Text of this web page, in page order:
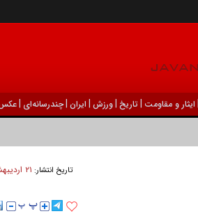
| ایثار و مقاومت |تاریخ |ورزش | ايران |چندرسانه‌ای |
تاریخ انتشار: